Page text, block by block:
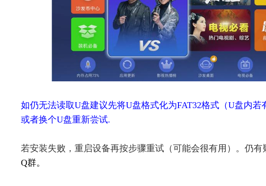
如仍无法读取U盘建议先将U盘格式化为FAT32格式（U盘内若
或者换个U盘重新尝试.
若安装失败，重启设备再按步骤重试（可能会很有用）。仍有
Q群。